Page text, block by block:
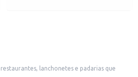
lanchonetes e padarias que